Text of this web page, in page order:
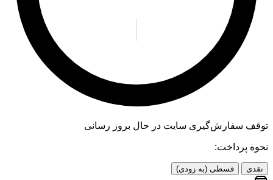
توقف سفارش‌گیری سایت در حال بروز رسانی
نحوه پرداخت:
نقدی قسطی (به زودی)